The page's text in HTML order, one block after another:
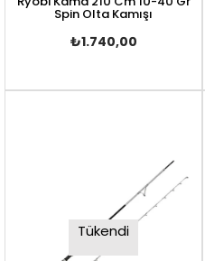
Spin Olta Kamışı
₺1.740,00
Tükendi